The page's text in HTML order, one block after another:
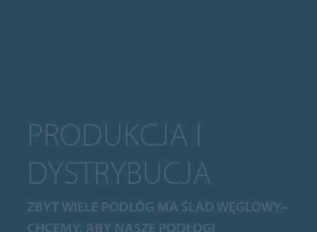
PRODUKCJA I
DYSTRYBUCJA
ZBYT WIELE PODŁÓG MA ŚLAD WĘGLOWY–
CHCEMY, ABY NASZE PODŁOGI